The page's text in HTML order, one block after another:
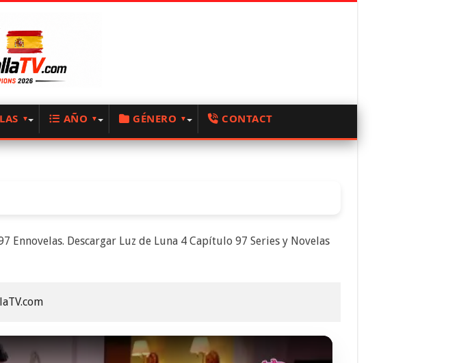
AÑO GÉNERO CONTACT
Descargar Luz de Luna 4 Capítulo 97 Series y Novelas